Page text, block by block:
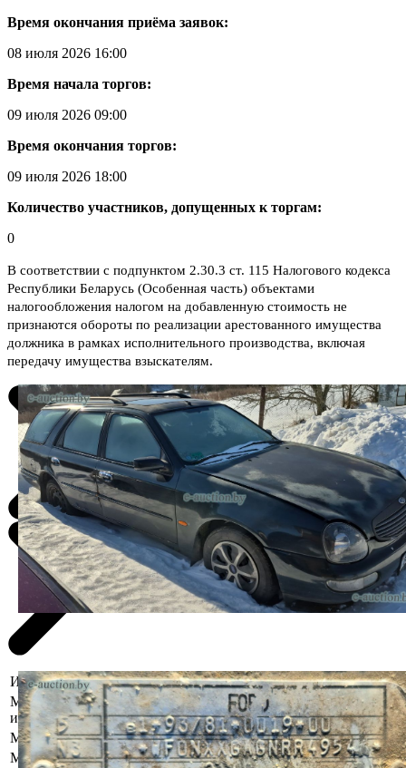
Время окончания приёма заявок:
08 июля 2026 16:00
Время начала торгов:
09 июля 2026 09:00
Время окончания торгов:
09 июля 2026 18:00
Количество участников, допущенных к торгам:
0
В соответствии с подпунктом 2.30.3 ст. 115 Налогового кодекса
Республики Беларусь (Особенная часть) объектами
налогообложения налогом на добавленную стоимость не
признаются обороты по реализации арестованного имущества
должника в рамках исполнительного производства, включая
передачу имущества взыскателям.
Информация о предмете торгов
Местоположение
имущества
Гомельская область, Речицкий р-н, аг.
Марка
Ford
Модель
Scorpio